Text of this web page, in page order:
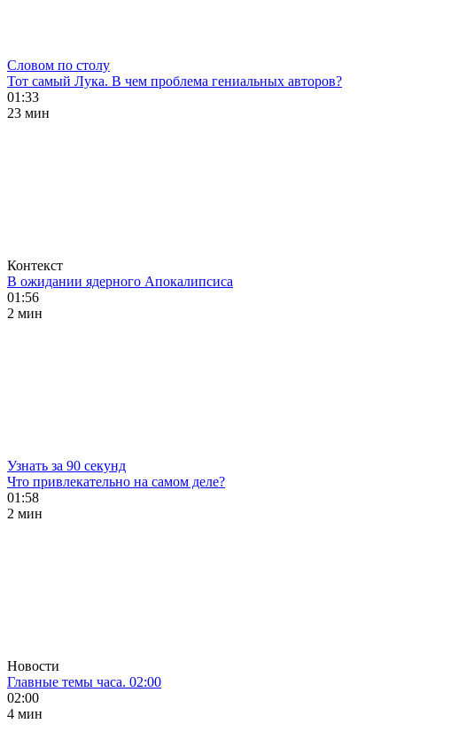
Словом по столу
Тот самый Лука. В чем проблема гениальных авторов?
01:33
23 мин
Контекст
В ожидании ядерного Апокалипсиса
01:56
2 мин
Узнать за 90 секунд
Что привлекательно на самом деле?
01:58
2 мин
Новости
Главные темы часа. 02:00
02:00
4 мин